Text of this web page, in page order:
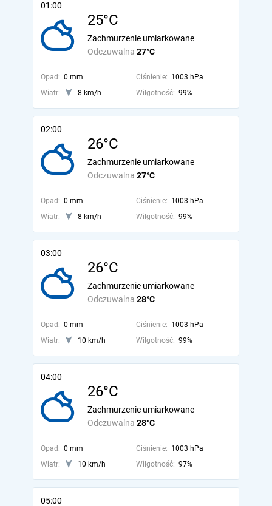
01:00
25°C
Odczuwalna 27°C
Zachmurzenie umiarkowane
Opad: 0 mm Ciśnienie: 1003 hPa
Wiatr:
8 km/h Wilgotność: 99%
02:00
26°C
Odczuwalna 27°C
Zachmurzenie umiarkowane
Opad: 0 mm Ciśnienie: 1003 hPa
Wiatr:
8 km/h Wilgotność: 99%
03:00
26°C
Odczuwalna 28°C
Zachmurzenie umiarkowane
Opad: 0 mm Ciśnienie: 1003 hPa
Wiatr:
10 km/h Wilgotność: 99%
04:00
26°C
Odczuwalna 28°C
Zachmurzenie umiarkowane
Opad: 0 mm Ciśnienie: 1003 hPa
Wiatr:
10 km/h Wilgotność: 97%
05:00